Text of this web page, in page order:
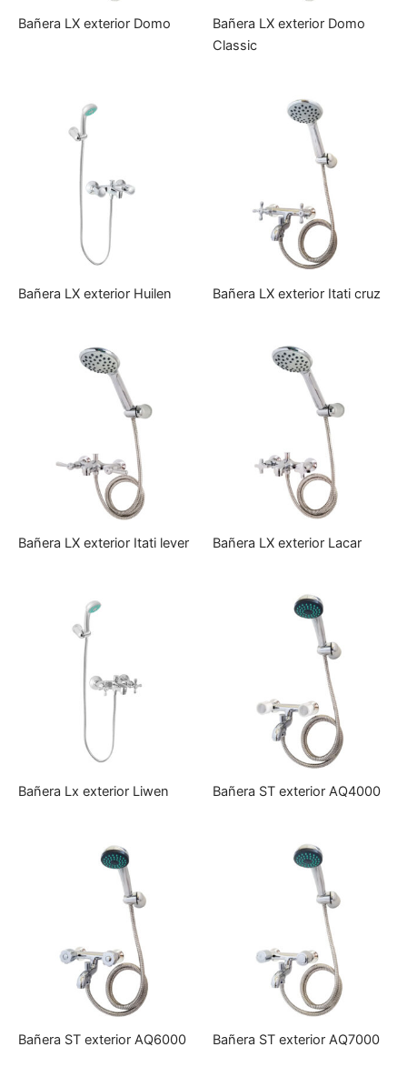
Bañera LX exterior Domo
Bañera LX exterior Domo
Classic
Bañera LX exterior Huilen Bañera LX exterior Itati cruz
Bañera LX exterior Itati lever Bañera LX exterior Lacar
Bañera Lx exterior Liwen Bañera ST exterior AQ4000
Bañera ST exterior AQ6000 Bañera ST exterior AQ7000